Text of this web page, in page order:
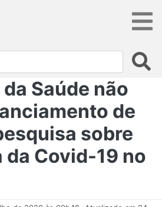
Saúde não
de
sobre
Covid-19 no